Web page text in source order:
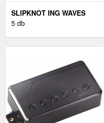
SLIPKNOT ING WAVES
UNISEX BLACK M
5 db